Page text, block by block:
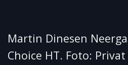
Martin Dinesen
Choice HT. Foto: Privat